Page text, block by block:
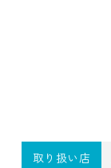
取り扱い店